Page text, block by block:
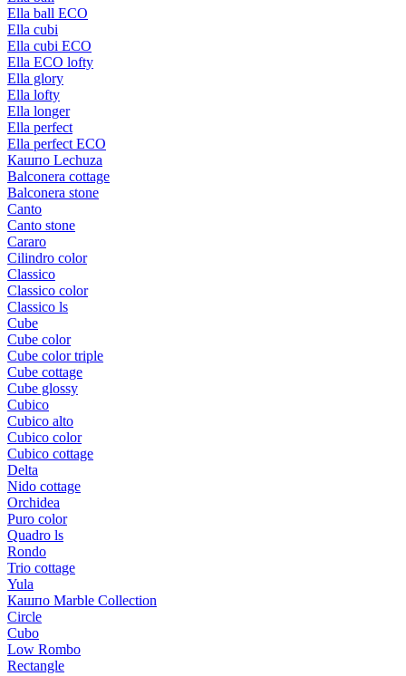
Ella ball ECO
Ella cubi
Ella cubi ECO
Ella ECO lofty
Ella glory
Ella lofty
Ella longer
Ella perfect
Ella perfect ECO
Кашпо Lechuza
Balconera cottage
Balconera stone
Canto
Canto stone
Cararo
Cilindro color
Classico
Classico color
Classico ls
Cube
Cube color
Cube color triple
Cube cottage
Cube glossy
Cubico
Cubico alto
Cubico color
Cubico cottage
Delta
Nido cottage
Orchidea
Puro color
Quadro ls
Rondo
Trio cottage
Yula
Кашпо Marble Collection
Circle
Cubo
Low Rombo
Rectangle